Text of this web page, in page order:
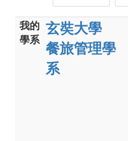
我的
學系
玄奘大學
餐旅管理學
系